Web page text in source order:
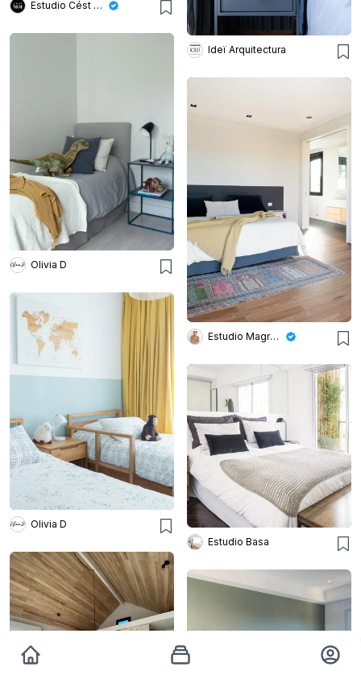
Ideï Arquitectura
Estudio Cést Moi
Olivia D
Estudio Magrane
Olivia D
Estudio Basa